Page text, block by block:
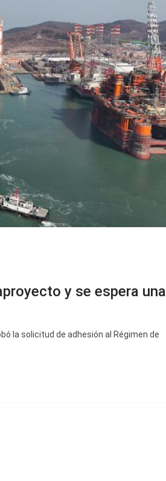
y se espera una
la solicitud de adhesión al Régimen de